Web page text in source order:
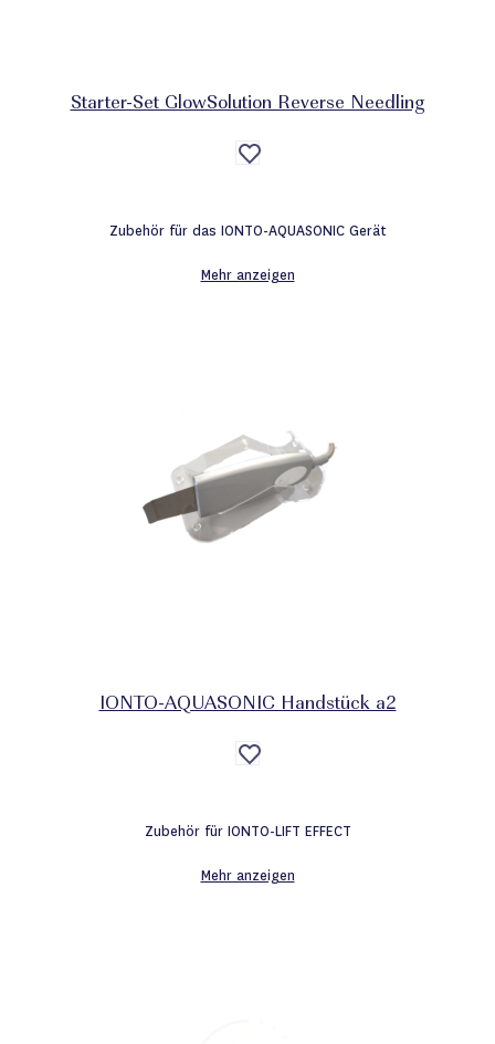
Starter-Set GlowSolution Reverse Needling
Auf
die
Zubehör für das IONTO-AQUASONIC Gerät
Mehr anzeigen
IONTO-AQUASONIC Handstück a2
Auf
die
Zubehör für IONTO-LIFT EFFECT
Mehr anzeigen